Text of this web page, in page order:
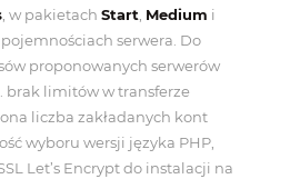
, w pakietach Start, Medium i
serwera. Do
proponowanych serwerów
brak limitów w transferze
liczba zakładanych kont
wyboru wersji języka PHP,
Let’s Encrypt do instalacji na